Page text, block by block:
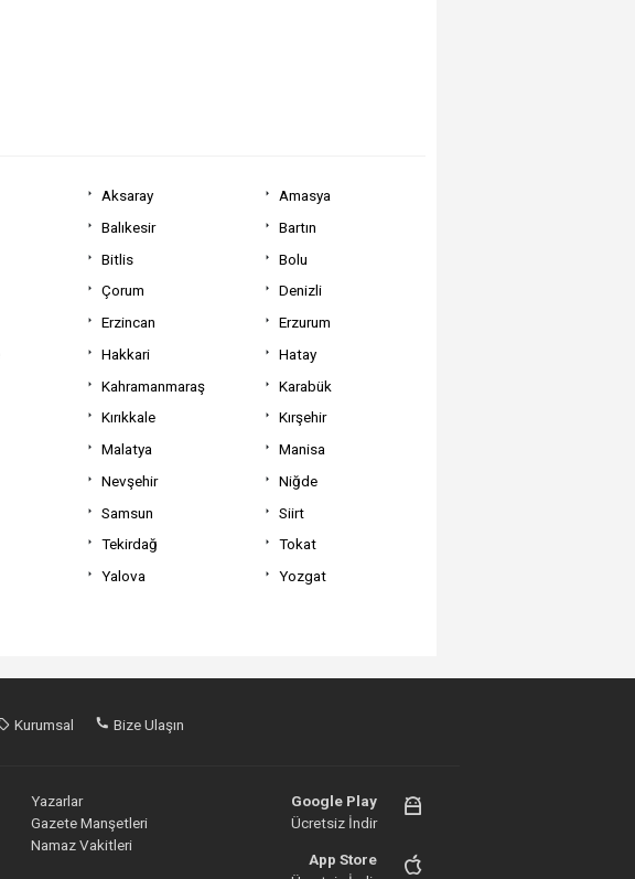
Aksaray
Amasya
Balıkesir
Bartın
Bitlis
Bolu
Çorum
Denizli
Erzincan
Erzurum
Hakkari
Hatay
Kahramanmaraş
Karabük
Kırıkkale
Kırşehir
Malatya
Manisa
Nevşehir
Niğde
Samsun
Siirt
Tekirdağ
Tokat
Yalova
Yozgat
Kurumsal Bize Ulaşın
Yazarlar
Gazete Manşetleri
Namaz Vakitleri
Google Play
Ücretsiz İndir
App Store